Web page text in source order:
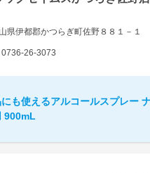
県伊都郡かつらぎ町佐野８８１－１
0736-26-3073
も使えるアルコールスプレー
900mL